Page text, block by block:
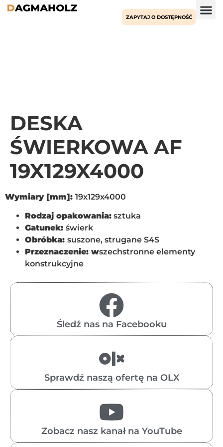
ZAPYTAJ O DOSTĘPNOŚĆ
DESKA
ŚWIERKOWA AF
19X129X4000
Wymiary [mm]: 19x129x4000
Rodzaj opakowania: sztuka
Gatunek: świerk
Obróbka: suszone, strugane S4S
Przeznaczenie: wszechstronne elementy
konstrukcyjne
Śledź nas na Facebooku
Sprawdź naszą ofertę na OLX
Zobacz nasz kanał na YouTube